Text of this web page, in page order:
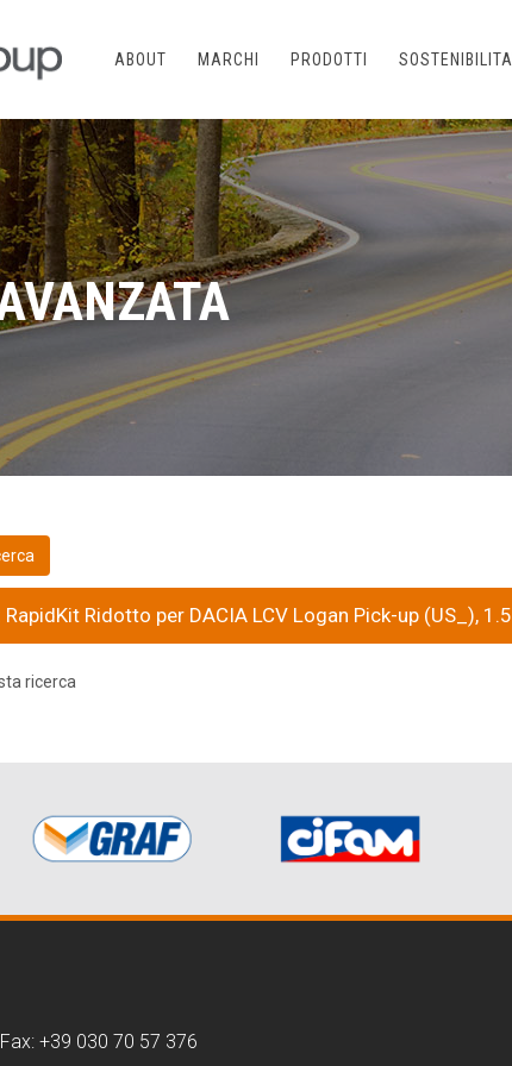
ABOUT MARCHI PRODOTTI
Ridotto per DACIA LCV Logan Pick-up (US_),
ricerca
+39 030 70 57 376